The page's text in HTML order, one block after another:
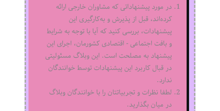
در مورد پیشنهاداتی که مشاوران خارجی ارائه
کرده‌اند، قبل از پذیرش و به‌کارگیری این
پیشنهادات، بررسی کنید که آیا با توجه به شرایط
و بافت اجتماعی - اقتصادی کشورمان، اجرای این
پیشنهاد به مصلحت است. این وبلاگ مسئولیتی
در قبال کاربرد این پیشنهادات توسط خوانندگان
ندارد.
لطفا نظرات و تجربیاتتان را با خوانندگان وبلاگ
در میان بگذارید.